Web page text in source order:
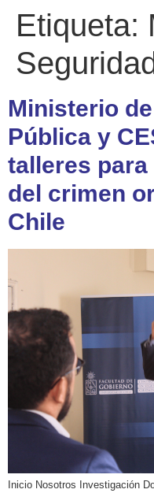
Etiqueta:
Ministerio
Pública y
talleres
del crimen
Chile
Inicio Nosotros Investigación